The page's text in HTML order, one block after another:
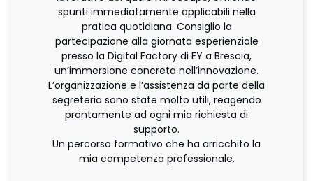
spunti immediatamente applicabili nella
pratica quotidiana. Consiglio la
partecipazione alla giornata esperienziale
presso la Digital Factory di EY a Brescia,
un’immersione concreta nell’innovazione.
L’organizzazione e l’assistenza da parte della
segreteria sono state molto utili, reagendo
prontamente ad ogni mia richiesta di
supporto.
Un percorso formativo che ha arricchito la
mia competenza professionale.